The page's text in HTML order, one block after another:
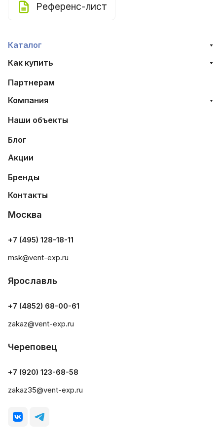
Референс-лист
Каталог
Как купить
Партнерам
Компания
Наши объекты
Блог
Акции
Бренды
Контакты
Москва
+7 (495) 128-18-11
msk@vent-exp.ru
Ярославль
+7 (4852) 68-00-61
zakaz@vent-exp.ru
Череповец
+7 (920) 123-68-58
zakaz35@vent-exp.ru